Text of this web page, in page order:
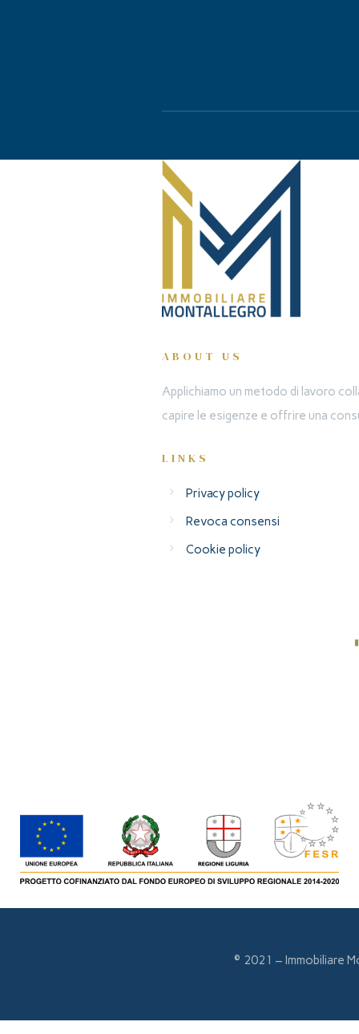
ABOUT US
Applichiamo un metodo di lavoro
capire le esigenze e offrire una
LINKS
Privacy policy
Revoca consensi
Cookie policy
© 2021 – Immobiliare